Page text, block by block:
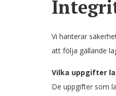
Vi hanterar
att följa gällande
Vilka uppgifter
De uppgifter som